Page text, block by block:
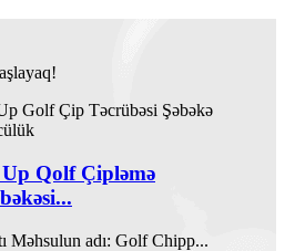
Qolf Çipləmə
Məhsulun adı: Golf Chipp...